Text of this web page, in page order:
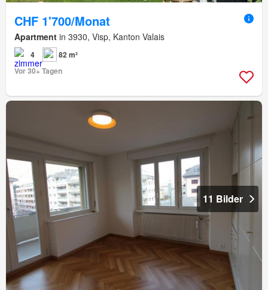
CHF 1'700/Monat
Apartment in 3930, Visp, Kanton Valais
4
82 m²
Vor 30+ Tagen
11 Bilder